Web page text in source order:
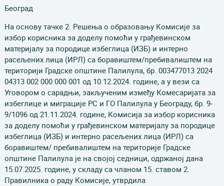
Београд
На основу тачке 2. Решења о образовању Комисије за
избор корисника за доделу помоћи у грађевинском
материјалу за породице избеглица (ИЗБ) и интерно
расељених лица (ИРЛ) са боравиштем/пребивалиштем на
територији Градске општине Палилула, бр. 003477013 2024
04313 002 000 000 001 од 10.12.2024. године, а у вези са
Уговором о сарадњи, закљученим између Комесаријата за
избеглице и миграције РС и ГО Палилула у Београду, бр. 9-
9/1096 од 21.11.2024. године, Комисија за избор корисника
за доделу помоћи у грађевинском материјалу за породице
избеглица (ИЗБ) и интерно расељених лица (ИРЛ) са
боравиштем/ пребивалиштем на територије Градске
општине Палилула је на својој седници, одржаној дана
15.07.2025. године, у складу са чланом 15. ставом 2.
Правилника о раду Комисије, утврдила